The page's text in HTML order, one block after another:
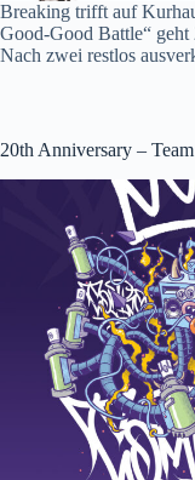
Breaking trifft auf
Good-Good Battle“
Nach zwei restlos
20th Anniversary –